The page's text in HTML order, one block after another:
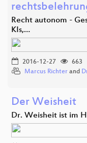
Recht autonom -
KIs,…
2016-12-27
663
Marcus Richter and
Der Weisheit
Dr. Weisheit ist im